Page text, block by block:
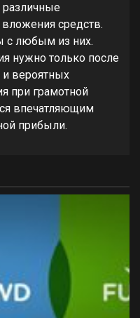
средств.
с любым из них.
нужно только после
вероятных
при грамотной
впечатляющим
прибыли.